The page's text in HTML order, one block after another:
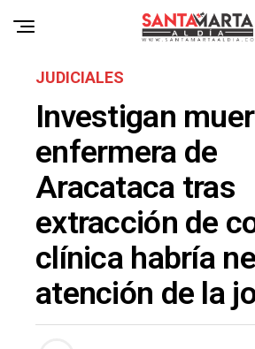
JUDICIALES
Investigan
enfermera de
Aracataca tras
extracción de
clínica habría
atención de la